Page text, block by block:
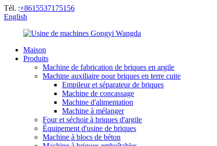
Tél. :+8615537175156
English
Maison
Produits
Machine de fabrication de briques en argile
Machine auxiliaire pour briques en terre cuite
Empileur et séparateur de briques
Machine de concassage
Machine d'alimentation
Machine à mélanger
Four et séchoir à briques d'argile
Équipement d'usine de briques
Machine à blocs de béton